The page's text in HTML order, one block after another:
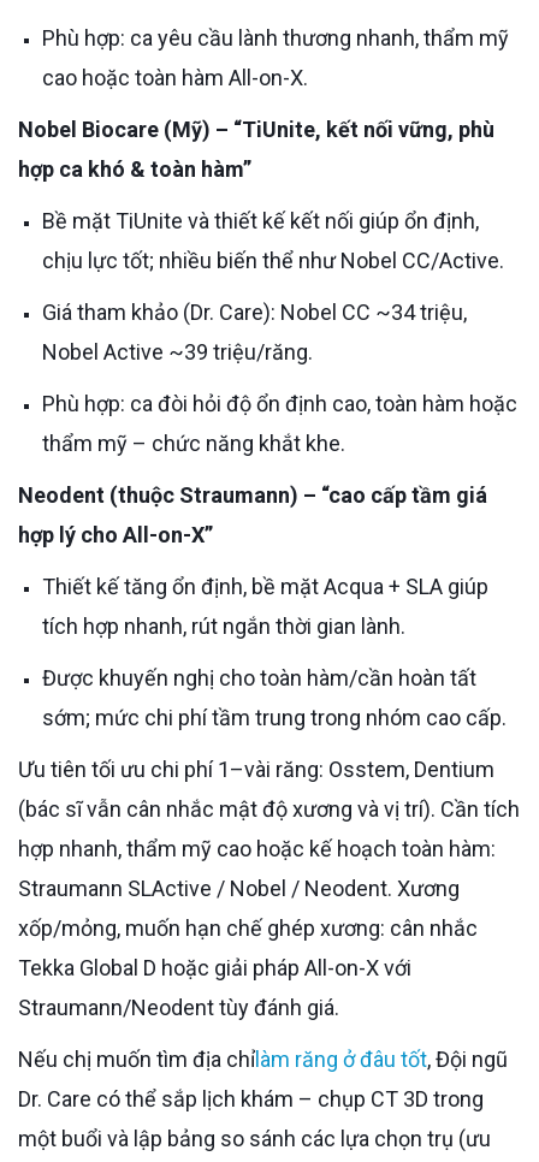
Phù hợp: ca yêu cầu lành thương nhanh, thẩm mỹ
cao hoặc toàn hàm All-on-X.
Nobel Biocare (Mỹ) – “TiUnite, kết nối vững, phù
hợp ca khó & toàn hàm”
Bề mặt TiUnite và thiết kế kết nối giúp ổn định,
chịu lực tốt; nhiều biến thể như Nobel CC/Active.
Giá tham khảo (Dr. Care): Nobel CC ~34 triệu,
Nobel Active ~39 triệu/răng.
Phù hợp: ca đòi hỏi độ ổn định cao, toàn hàm hoặc
thẩm mỹ – chức năng khắt khe.
Neodent (thuộc Straumann) – “cao cấp tầm giá
hợp lý cho All-on-X”
Thiết kế tăng ổn định, bề mặt Acqua + SLA giúp
tích hợp nhanh, rút ngắn thời gian lành.
Được khuyến nghị cho toàn hàm/cần hoàn tất
sớm; mức chi phí tầm trung trong nhóm cao cấp.
Ưu tiên tối ưu chi phí 1–vài răng: Osstem, Dentium
(bác sĩ vẫn cân nhắc mật độ xương và vị trí). Cần tích
hợp nhanh, thẩm mỹ cao hoặc kế hoạch toàn hàm:
Straumann SLActive / Nobel / Neodent. Xương
xốp/mỏng, muốn hạn chế ghép xương: cân nhắc
Tekka Global D hoặc giải pháp All-on-X với
Straumann/Neodent tùy đánh giá.
Nếu chị muốn tìm địa chỉlàm răng ở đâu tốt, Đội ngũ
Dr. Care có thể sắp lịch khám – chụp CT 3D trong
một buổi và lập bảng so sánh các lựa chọn trụ (ưu